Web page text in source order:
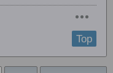
Top